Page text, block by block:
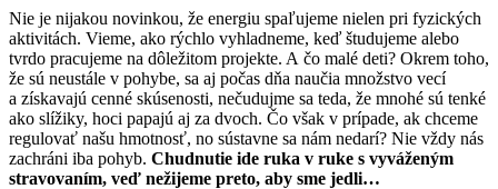
Nie je nijakou novinkou, že energiu spaľujeme nielen pri fyzických
aktivitách. Vieme, ako rýchlo vyhladneme, keď študujeme alebo
tvrdo pracujeme na dôležitom projekte. A čo malé deti? Okrem toho,
že sú neustále v pohybe, sa aj počas dňa naučia množstvo vecí
a získavajú cenné skúsenosti, nečudujme sa teda, že mnohé sú tenké
ako slížiky, hoci papajú aj za dvoch. Čo však v prípade, ak chceme
regulovať našu hmotnosť, no sústavne sa nám nedarí? Nie vždy nás
zachráni iba pohyb. Chudnutie ide ruka v ruke s vyváženým
stravovaním, veď nežijeme preto, aby sme jedli…